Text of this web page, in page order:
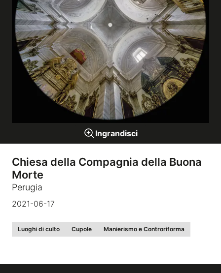
Stili architettonici
Elementi architettonici
Architetti e autori
Gallerie a tema
Sequenze
Ingrandisci
Chiesa della Compagnia della Buona
Morte
Perugia
2021-06-17
Luoghi di culto Cupole Manierismo e Controriforma